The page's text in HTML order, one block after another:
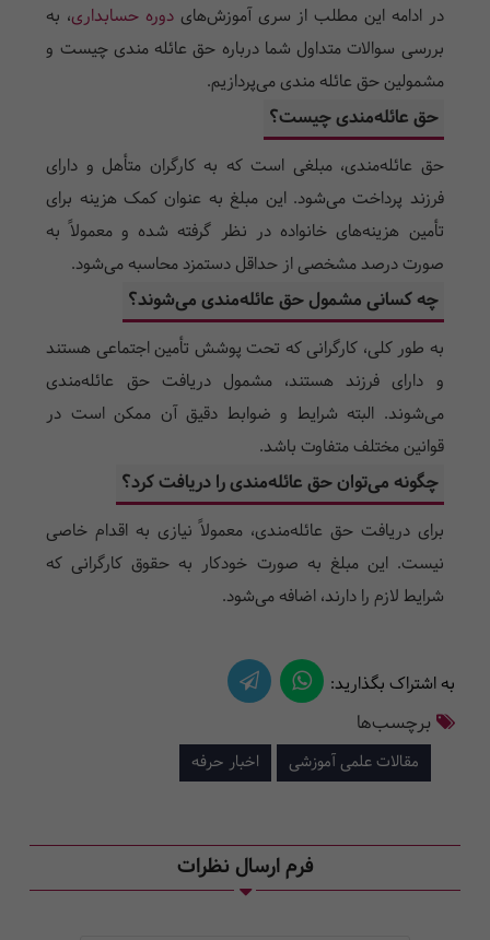
در ادامه این مطلب از سری آموزش‌های دوره حسابداری، به
بررسی سوالات متداول شما درباره حق عائله مندی چیست و
مشمولین حق عائله مندی می‌پردازیم.
حق عائله‌مندی چیست؟
حق عائله‌مندی، مبلغی است که به کارگران متأهل و دارای
فرزند پرداخت می‌شود. این مبلغ به عنوان کمک هزینه برای
تأمین هزینه‌های خانواده در نظر گرفته شده و معمولاً به
صورت درصد مشخصی از حداقل دستمزد محاسبه می‌شود.
چه کسانی مشمول حق عائله‌مندی می‌شوند؟
به طور کلی، کارگرانی که تحت پوشش تأمین اجتماعی هستند
و دارای فرزند هستند، مشمول دریافت حق عائله‌مندی
می‌شوند. البته شرایط و ضوابط دقیق آن ممکن است در
قوانین مختلف متفاوت باشد.
چگونه می‌توان حق عائله‌مندی را دریافت کرد؟
برای دریافت حق عائله‌مندی، معمولاً نیازی به اقدام خاصی
نیست. این مبلغ به صورت خودکار به حقوق کارگرانی که
شرایط لازم را دارند، اضافه می‌شود.
به اشتراک بگذارید:
برچسب‌ها
مقالات علمی آموزشی اخبار حرفه
فرم ارسال نظرات